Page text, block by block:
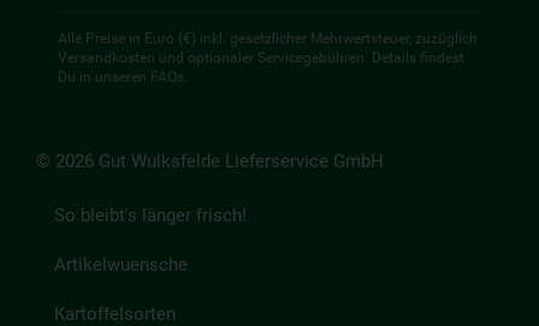
Alle Preise in Euro (€) inkl. gesetzlicher Mehrwertsteuer, zuzüglich
Versandkosten und optionaler Servicegebühren. Details findest
Du in unseren FAQs.
© 2026 Gut Wulksfelde Lieferservice GmbH
So bleibt's länger frisch!
Artikelwuensche
Kartoffelsorten